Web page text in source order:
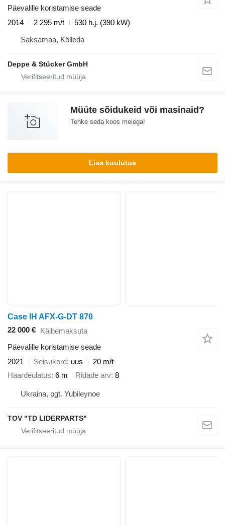
Päevalille koristamise seade
2014
2 295 m/t
530 h.j. (390 kW)
Saksamaa, Kölleda
Deppe & Stücker GmbH
Müüte sõidukeid või masinaid?
Tehke seda koos meiega!
Lisa kuulutus
Case IH AFX-G-DT 870
22 000 € Käibemaksuta
Päevalille koristamise seade
2021
Seisukord uus
20 m/t
Haardeulatus 6 m Ridade arv 8
Ukraina, pgt. Yubileynoe
TOV "TD LIDERPARTS"